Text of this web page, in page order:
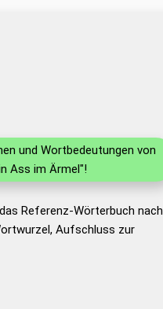
und Wortbedeutungen von
Ass im Ärmel"!
Referenz-Wörterbuch nach
Aufschluss zur